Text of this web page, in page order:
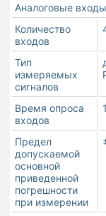
Аналоговые входы
Количество
входов
Тип
измеряемых
сигналов
Время опроса
входов
Предел
допускаемой
основной
приведенной
погрешности
при измерении